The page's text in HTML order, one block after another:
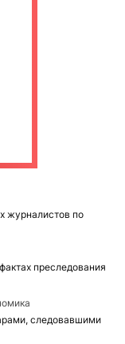
журналистов по
преследования
следовавшими